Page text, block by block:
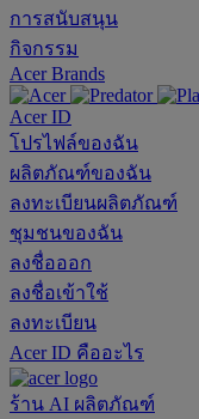
การสนับสนุน
กิจกรรม
Acer Brands
Acer ID
โปรไฟล์ของฉัน
ผลิตภัณฑ์ของฉัน
ลงทะเบียนผลิตภัณฑ์
ชุมชนของฉัน
ลงชื่อออก
ลงชื่อเข้าใช้
ลงทะเบียน
Acer ID คืออะไร
ร้าน AI ผลิตภัณฑ์